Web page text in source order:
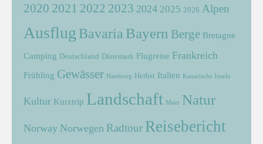
2020 2021 2022 2023 2024 2025 2026 Alpen
Ausflug Bavaria Bayern Berge Bretagne
Camping Deutschland Dänemark Flugreise Frankreich
Frühling Gewässer Hamburg Herbst Italien Kanarische Inseln
Kultur Kurztrip Landschaft Meer Natur
Norway Norwegen Radtour Reisebericht